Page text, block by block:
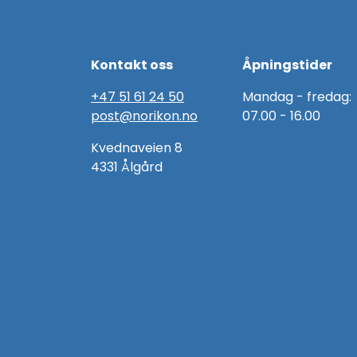
Kontakt oss
+47 51 61 24 50
post@norikon.no
Kvednaveien 8
4331 Ålgård
Åpningstider
Mandag - fredag:
07.00 - 16.00